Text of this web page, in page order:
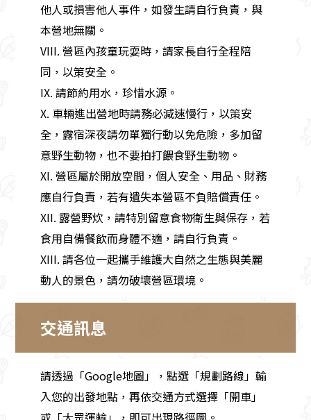
他人或損害他人事件，如發生請自行負責，與
本營地無關。
VIII. 營區內孩童玩耍時，請家長自行全程陪
同，以策安全。
IX. 請節約用水，珍惜水源。
X. 車輛進出營地時請務必減速慢行，以策安
全，露宿深夜請勿單獨行動以免危險，多加留
意野生動物，也不要拍打餵食野生動物。
XI. 營區屬於開放空間，個人安全、用品、財務
應自行負責，若有遺失本營區不負賠償責任。
XII. 露營野炊，請特別留意食物衛生與保存，若
食用自備餐飲而身體不適，請自行負責。
XIII. 請各位一起攜手維護大自然之生態與美麗
動人的景色，請勿破壞營區環境。
交通訊息
請透過「Google地圖」，點選「規劃路線」輸
入您的出發地點，再依交通方式選擇「開車」